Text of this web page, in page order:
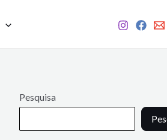
Pesquisa